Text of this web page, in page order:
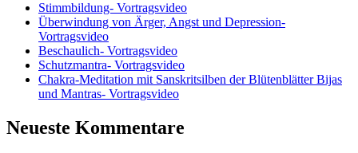
Stimmbildung- Vortragsvideo
Überwindung von Ärger, Angst und Depression-
Vortragsvideo
Beschaulich- Vortragsvideo
Schutzmantra- Vortragsvideo
Chakra-Meditation mit Sanskritsilben der Blütenblätter Bijas
und Mantras- Vortragsvideo
Neueste Kommentare